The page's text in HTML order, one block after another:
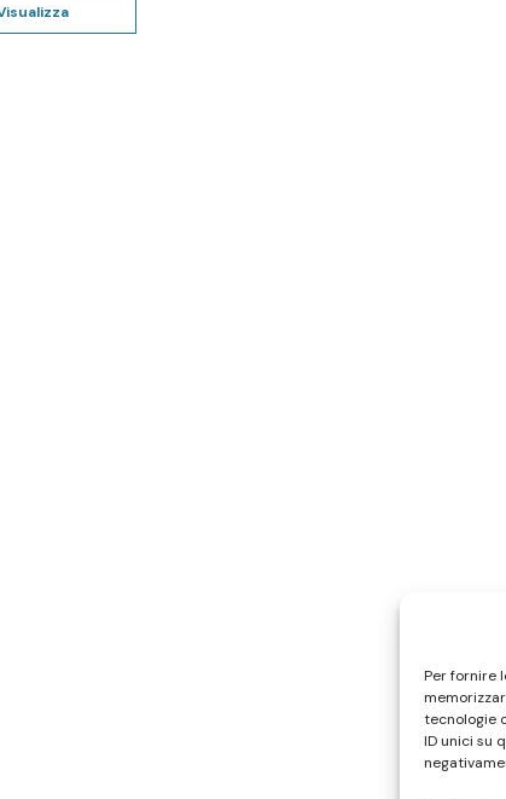
Per fornire
tecnologie
ID unici su